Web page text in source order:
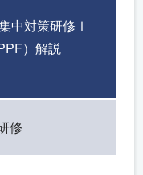
中対策研修Ⅰ
）解説
修